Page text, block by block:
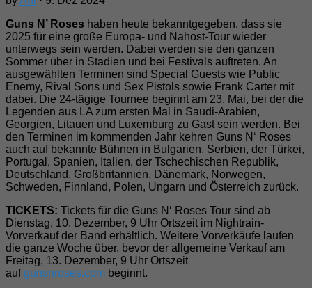
Guns N’ Roses haben heute bekanntgegeben, dass sie
2025 für eine große Europa- und Nahost-Tour wieder
unterwegs sein werden. Dabei werden sie den ganzen
Sommer über in Stadien und bei Festivals auftreten. An
ausgewählten Terminen sind Special Guests wie Public
Enemy, Rival Sons und Sex Pistols sowie Frank Carter mit
dabei. Die 24-tägige Tournee beginnt am 23. Mai, bei der die
Legenden aus LA zum ersten Mal in Saudi-Arabien,
Georgien, Litauen und Luxemburg zu Gast sein werden. Bei
den Terminen im kommenden Jahr kehren Guns N‘ Roses
auch auf bekannte Bühnen in Bulgarien, Serbien, der Türkei,
Portugal, Spanien, Italien, der Tschechischen Republik,
Deutschland, Großbritannien, Dänemark, Norwegen,
Schweden, Finnland, Polen, Ungarn und Österreich zurück.
TICKETS: Tickets für die Guns N‘ Roses Tour sind ab
Dienstag, 10. Dezember, 9 Uhr Ortszeit im Nightrain-
Vorverkauf der Band erhältlich. Weitere Vorverkäufe laufen
die ganze Woche über, bevor der allgemeine Verkauf am
Freitag, 13. Dezember, 9 Uhr Ortszeit
aufgunsnroses.com beginnt.